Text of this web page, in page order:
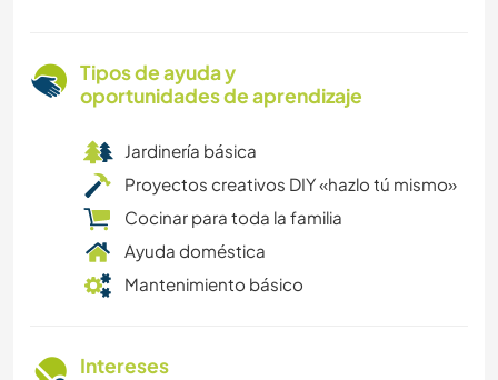
Tipos de ayuda y
oportunidades de aprendizaje
Jardinería básica
Proyectos creativos DIY «hazlo tú mismo»
Cocinar para toda la familia
Ayuda doméstica
Mantenimiento básico
Intereses